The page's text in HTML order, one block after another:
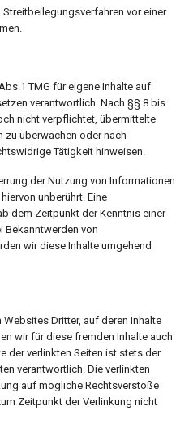
vor einer
TMG für eigene Inhalte auf
verantwortlich. Nach §§ 8 bis
nicht verpflichtet, übermittelte
überwachen oder nach
Tätigkeit hinweisen.
der Nutzung von Informationen
unberührt. Eine
dem Zeitpunkt der Kenntnis einer
Bekanntwerden von
wir diese Inhalte umgehend
Dritter, auf deren Inhalte
wir für diese fremden Inhalte auch
der verlinkten Seiten ist stets der
verantwortlich. Die verlinkten
auf mögliche Rechtsverstöße
Zeitpunkt der Verlinkung nicht